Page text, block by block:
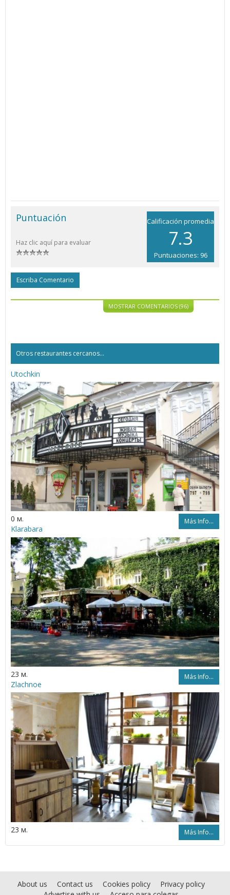
Calificación promedia
7.3
Puntuaciones: 96
Puntuación
Haz clic aquí para evaluar
Escriba Comentario
MOSTRAR COMENTARIOS (96)
Otros restaurantes cercanos...
Utochkin
0 м. Más Info...
Klarabara
23 м. Más Info...
Zlachnoe
23 м. Más Info...
About us Contact us Cookies policy
Privacy policy